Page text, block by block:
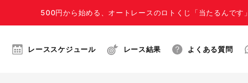
500円から始める、オートレースのロトくじ「当たるんです」
レーススケジュール レース結果 よくある質問